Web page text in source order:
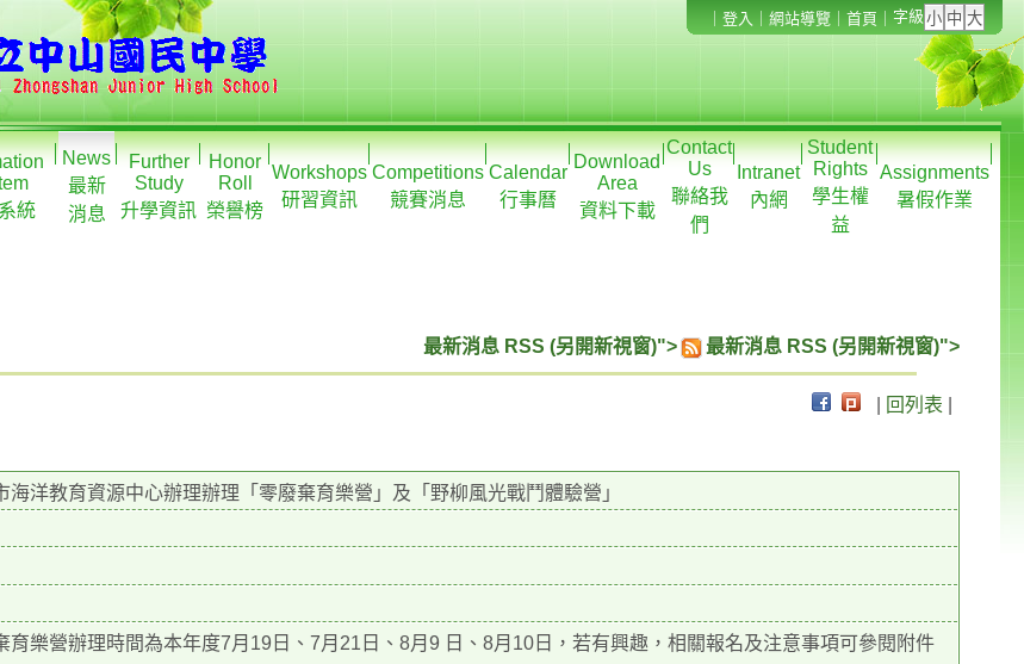
登入 網站導覽 首頁 字級
統
News
最新
消息
Further
Study
升學資訊
Honor
Roll
榮譽榜
Workshops
研習資訊
Competitions
競賽消息
Calendar
行事曆
Download
Area
資料下載
Contact
Us
聯絡我
們
Intranet
內網
Student
Rights
學生權
益
Assignments
暑假作業
最新消息 RSS (另開新視窗)"> 最新消息 RSS (另開新視窗)">
回列表
海洋教育資源中心辦理辦理「零廢棄育樂營」及「野柳風光戰鬥體驗營」
育樂營辦理時間為本年度7月19日、7月21日、8月9 日、8月10日，若有興趣，相關報名及注意事項可參閱附件